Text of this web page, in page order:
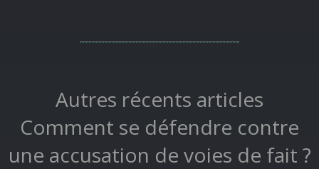
Autres récents articles
Comment se défendre contre
une accusation de voies de fait ?